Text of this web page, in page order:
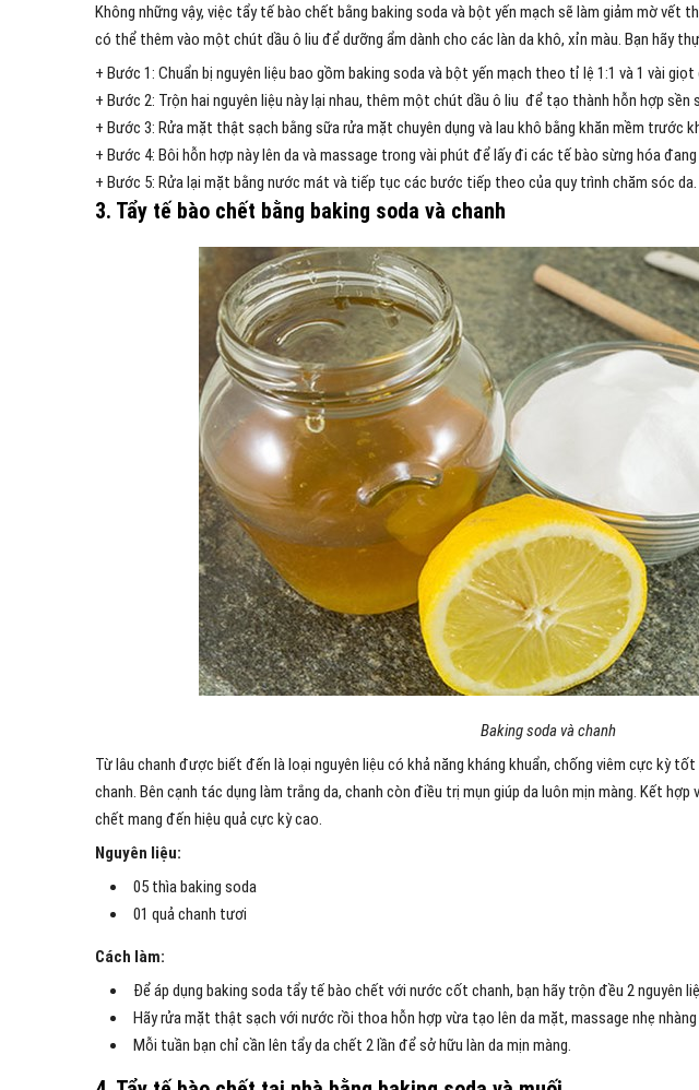
Không những vậy, việc tẩy tế bào chết bằng baking soda và bột yến mạch sẽ làm giảm mờ vết
có thể thêm vào một chút dầu ô liu để dưỡng ẩm dành cho các làn da khô, xỉn màu. Bạn hãy
+ Bước 1: Chuẩn bị nguyên liệu bao gồm baking soda và bột yến mạch theo tỉ lệ 1:1 và 1 vài giọt
+ Bước 2: Trộn hai nguyên liệu này lại nhau, thêm một chút dầu ô liu để tạo thành hỗn hợp sền
+ Bước 3: Rửa mặt thật sạch bằng sữa rửa mặt chuyên dụng và lau khô bằng khăn mềm trước
+ Bước 4: Bôi hỗn hợp này lên da và massage trong vài phút để lấy đi các tế bào sừng hóa
+ Bước 5: Rửa lại mặt bằng nước mát và tiếp tục các bước tiếp theo của quy trình chăm sóc da.
3. Tẩy tế bào chết bằng baking soda và chanh
Baking soda và chanh
Từ lâu chanh được biết đến là loại nguyên liệu có khả năng kháng khuẩn, chống viêm cực kỳ
chanh. Bên cạnh tác dụng làm trắng da, chanh còn điều trị mụn giúp da luôn mịn màng. Kết
chết mang đến hiệu quả cực kỳ cao.
Nguyên liệu:
05 thìa baking soda
01 quả chanh tươi
Cách làm:
Để áp dụng baking soda tẩy tế bào chết với nước cốt chanh, bạn hãy trộn đều 2 nguyên
Hãy rửa mặt thật sạch với nước rồi thoa hỗn hợp vừa tạo lên da mặt, massage nhẹ
Mỗi tuần bạn chỉ cần lên tẩy da chết 2 lần để sở hữu làn da mịn màng.